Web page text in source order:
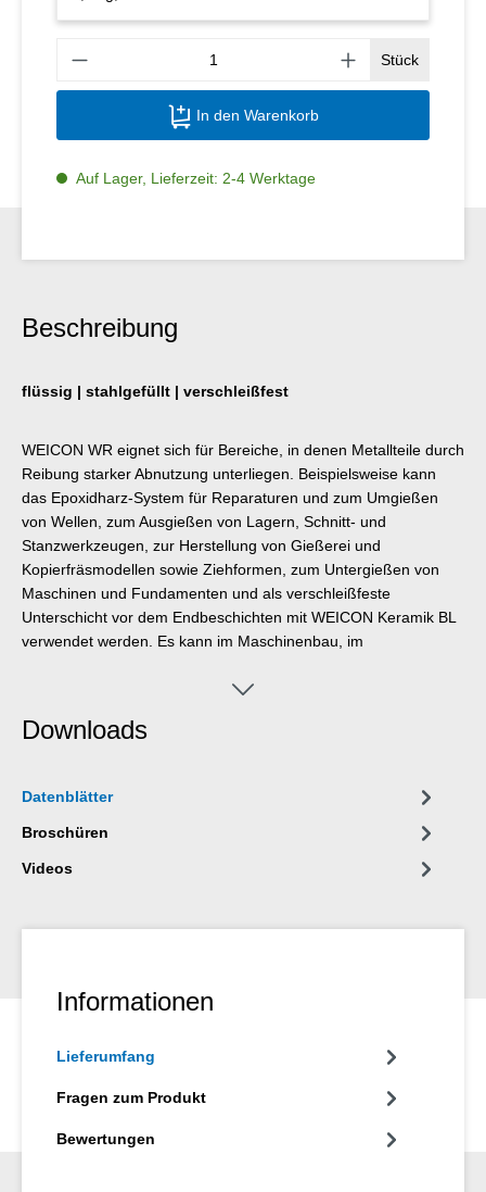
Stück
In den Warenkorb
Auf Lager, Lieferzeit: 2-4 Werktage
Beschreibung
flüssig | stahlgefüllt | verschleißfest
WEICON WR eignet sich für Bereiche, in denen Metallteile durch
Reibung starker Abnutzung unterliegen. Beispielsweise kann
das Epoxidharz-System für Reparaturen und zum Umgießen
von Wellen, zum Ausgießen von Lagern, Schnitt- und
Stanzwerkzeugen, zur Herstellung von Gießerei und
Kopierfräsmodellen sowie Ziehformen, zum Untergießen von
Maschinen und Fundamenten und als verschleißfeste
Unterschicht vor dem Endbeschichten mit WEICON Keramik BL
verwendet werden. Es kann im Maschinenbau, im
weiteren Bereichen der Industrie zum Einsatz kommen.
Downloads
Datenblätter
Broschüren
Videos
Informationen
Lieferumfang
Fragen zum Produkt
Bewertungen